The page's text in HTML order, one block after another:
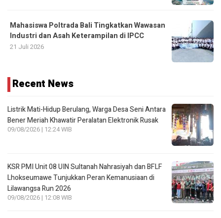
Mahasiswa Poltrada Bali Tingkatkan Wawasan
Industri dan Asah Keterampilan di IPCC
21 Juli 2026
Recent News
Listrik Mati-Hidup Berulang, Warga Desa Seni Antara
Bener Meriah Khawatir Peralatan Elektronik Rusak
09/08/2026 | 12:24 WIB
KSR PMI Unit 08 UIN Sultanah Nahrasiyah dan BFLF
Lhokseumawe Tunjukkan Peran Kemanusiaan di
Lilawangsa Run 2026
09/08/2026 | 12:08 WIB